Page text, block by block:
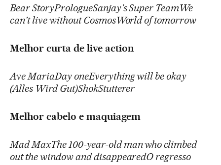
Bear StoryPrologueSanjay's Super TeamWe
can't live without CosmosWorld of tomorrow
Melhor curta de live action
Ave MariaDay oneEverything will be okay
(Alles Wird Gut)ShokStutterer
Melhor cabelo e maquiagem
Mad MaxThe 100-year-old man who climbed
out the window and disappearedO regresso